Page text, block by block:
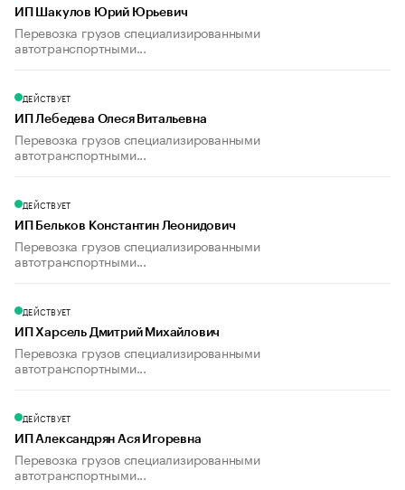
ИП Шакулов Юрий Юрьевич
Перевозка грузов специализированными
автотранспортными...
ДЕЙСТВУЕТ
ИП Лебедева Олеся Витальевна
Перевозка грузов специализированными
автотранспортными...
ДЕЙСТВУЕТ
ИП Бельков Константин Леонидович
Перевозка грузов специализированными
автотранспортными...
ДЕЙСТВУЕТ
ИП Харсель Дмитрий Михайлович
Перевозка грузов специализированными
автотранспортными...
ДЕЙСТВУЕТ
ИП Александрян Ася Игоревна
Перевозка грузов специализированными
автотранспортными...